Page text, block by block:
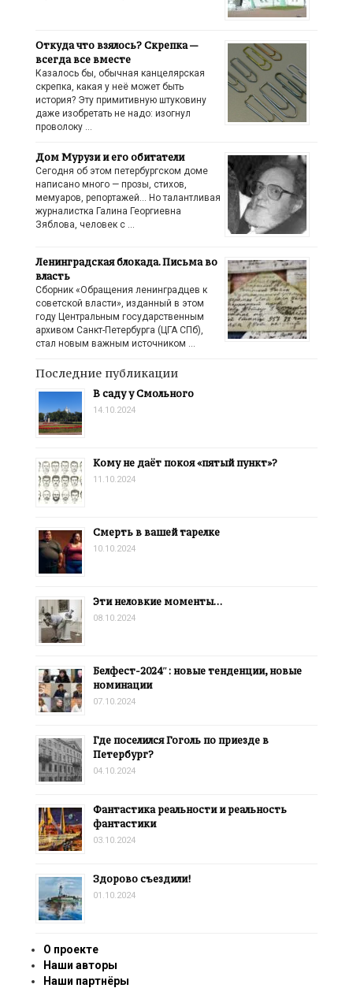
Откуда что взялось? Скрепка —
всегда все вместе
Казалось бы, обычная канцелярская
скрепка, какая у неё может быть
история? Эту примитивную штуковину
даже изобретать не надо: изогнул
проволоку …
Дом Мурузи и его обитатели
Сегодня об этом петербургском доме
написано много — прозы, стихов,
мемуаров, репортажей… Но талантливая
журналистка Галина Георгиевна
Зяблова, человек с …
Ленинградская блокада. Письма во
власть
Сборник «Обращения ленинградцев к
советской власти», изданный в этом
году Центральным государственным
архивом Санкт-Петербурга (ЦГА СПб),
стал новым важным источником …
Последние публикации
В саду у Смольного
14.10.2024
Кому не даёт покоя «пятый пункт»?
11.10.2024
Смерть в вашей тарелке
10.10.2024
Эти неловкие моменты…
08.10.2024
Белфест-2024″: новые тенденции, новые
номинации
07.10.2024
Где поселился Гоголь по приезде в
Петербург?
04.10.2024
Фантастика реальности и реальность
фантастики
03.10.2024
Здорово съездили!
01.10.2024
О проекте
Наши авторы
Наши партнёры